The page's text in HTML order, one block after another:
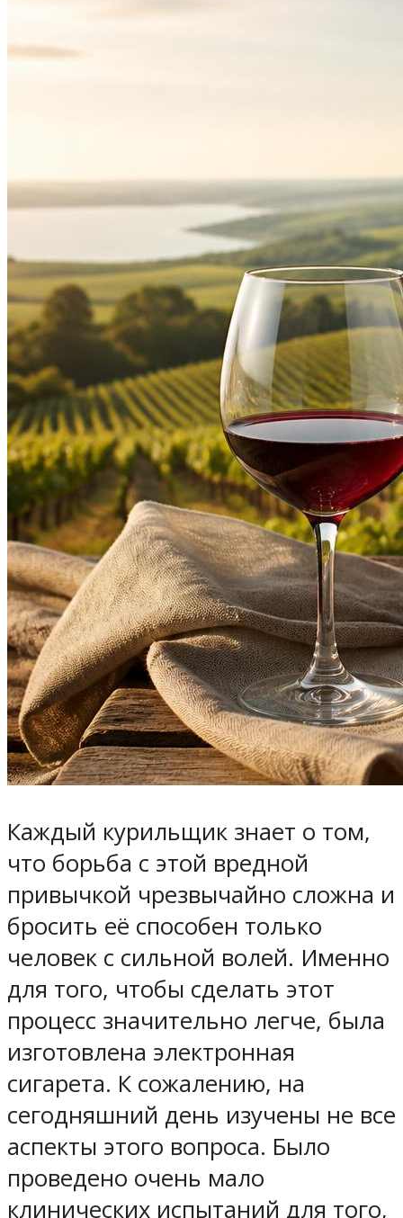
Каждый курильщик знает о том,
что борьба с этой вредной
привычкой чрезвычайно сложна и
бросить её способен только
человек с сильной волей. Именно
для того, чтобы сделать этот
процесс значительно легче, была
изготовлена электронная
сигарета. К сожалению, на
сегодняшний день изучены не все
аспекты этого вопроса. Было
проведено очень мало
клинических испытаний для того,